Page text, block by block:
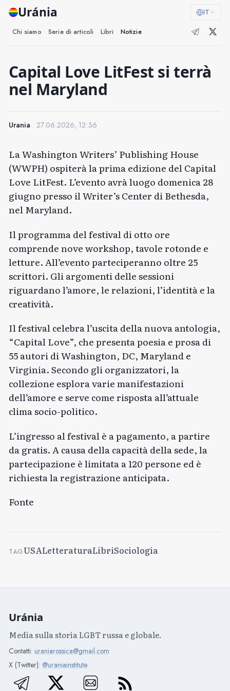
Uránia IT
Chi siamo Serie di articoli Libri Notizie
Capital Love LitFest si terrà
nel Maryland
Urania 27.06.2026, 12:36
La Washington Writers’ Publishing House
(WWPH) ospiterà la prima edizione del Capital
Love LitFest. L’evento avrà luogo domenica 28
giugno presso il Writer’s Center di Bethesda,
nel Maryland.
Il programma del festival di otto ore
comprende nove workshop, tavole rotonde e
letture. All’evento parteciperanno oltre 25
scrittori. Gli argomenti delle sessioni
riguardano l’amore, le relazioni, l’identità e la
creatività.
Il festival celebra l’uscita della nuova antologia,
“Capital Love”, che presenta poesia e prosa di
55 autori di Washington, DC, Maryland e
Virginia. Secondo gli organizzatori, la
collezione esplora varie manifestazioni
dell’amore e serve come risposta all’attuale
clima socio-politico.
L’ingresso al festival è a pagamento, a partire
da gratis. A causa della capacità della sede, la
partecipazione è limitata a 120 persone ed è
richiesta la registrazione anticipata.
Fonte
TAGUSALetteraturaLibriSociologia
Uránia
Media sulla storia LGBT russa e globale.
Contatti: uraniarossica@gmail.com
X (Twitter): @uraniainstitute